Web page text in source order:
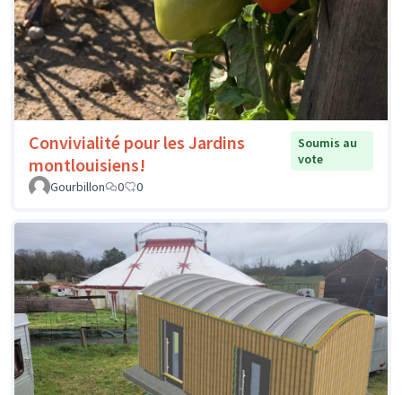
Convivialité pour les Jardins
montlouisiens!
Soumis au
vote
Gourbillon
0 0